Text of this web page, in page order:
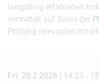
langjährig erfahrenen
vermittelt auf Basis der
Prüfung relevanten
Fri, 20.2.2026 | 14:23 -